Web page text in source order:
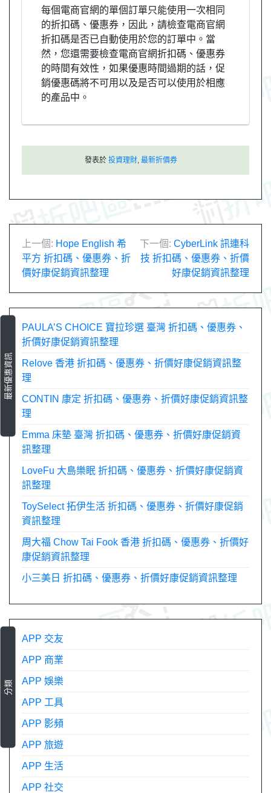
每個電商官網的單個訂單只能使用一次相同
的折扣碼、優惠券，因此，請檢查電商官網
折扣碼是否已自動使用於您的訂單中。當
然，您還需要檢查電商官網折扣碼、優惠券
的時間有效性，如果優惠時間過期的話，促
銷優惠碼將不可用以及是否可以使用於相應
的產品中。
發表於 投資理財 最新折價券
文
章
導
上一個: Hope English 希
平方 折扣碼、優惠券、折
價好康促銷資訊整理
下一個: CyberLink 訊連科
技 折扣碼、優惠券、折價
好康促銷資訊整理
最新優惠資訊
PAULA’S CHOICE 寶拉珍選 臺灣 折扣碼、優惠券、
折價好康促銷資訊整理
Relove 香港 折扣碼、優惠券、折價好康促銷資訊整
理
CONTIN 康定 折扣碼、優惠券、折價好康促銷資訊整
理
Emma 床墊 臺灣 折扣碼、優惠券、折價好康促銷資
訊整理
LoveFu 大島樂眠 折扣碼、優惠券、折價好康促銷資
訊整理
ToySelect 拓伊生活 折扣碼、優惠券、折價好康促銷
資訊整理
周大福 Chow Tai Fook 香港 折扣碼、優惠券、折價好
康促銷資訊整理
小三美日 折扣碼、優惠券、折價好康促銷資訊整理
分類
APP 交友
APP 商業
APP 娛樂
APP 工具
APP 影頻
APP 旅遊
APP 生活
APP 社交